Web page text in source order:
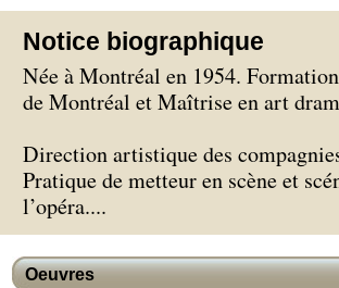
Notice biographique
Née à Montréal en 1954.
de Montréal et Maîtrise en art
Direction artistique des
Pratique de metteur en scène et
l’opéra....
Oeuvres